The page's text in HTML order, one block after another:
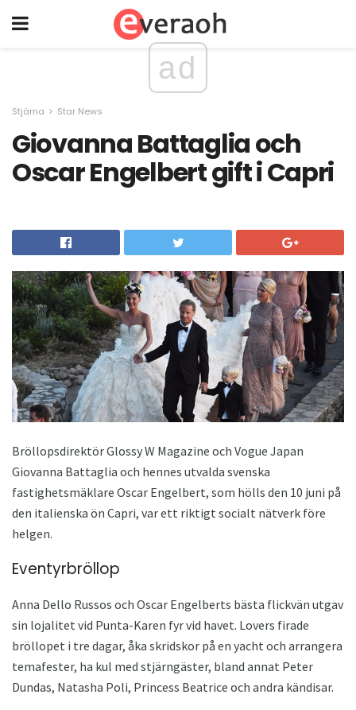
ad
Stjärna Star News
Giovanna Battaglia och
Oscar Engelbert gift i Capri
Bröllopsdirektör Glossy W Magazine och Vogue Japan
Giovanna Battaglia och hennes utvalda svenska
fastighetsmäklare Oscar Engelbert, som hölls den 10 juni på
den italienska ön Capri, var ett riktigt socialt nätverk före
helgen.
Eventyrbröllop
Anna Dello Russos och Oscar Engelberts bästa flickvän utgav
sin lojalitet vid Punta-Karen fyr vid havet. Lovers firade
bröllopet i tre dagar, åka skridskor på en yacht och arrangera
temafester, ha kul med stjärngäster, bland annat Peter
Dundas, Natasha Poli, Princess Beatrice och andra kändisar.